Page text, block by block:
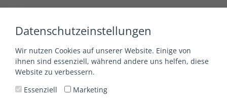
Datenschutzeinstellungen
Wir nutzen Cookies auf unserer Website. Einige von
ihnen sind essenziell, während andere uns helfen, diese
Website zu verbessern.
Essenziell
Marketing
„Nischenliteratur in einem Verlag veröffentlichen“ - mit
Cornelia Linder vom SHEEMA Medien Verlag
„Nischenliteratur in einem Verlag